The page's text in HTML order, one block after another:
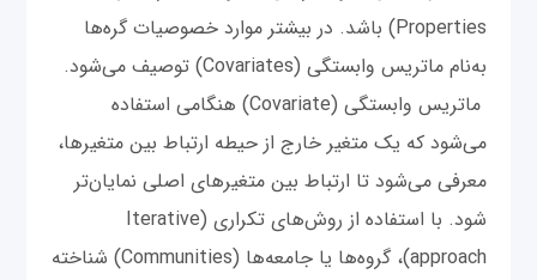
Properties) باشد. در بیشتر موارد خصوصیات گره‌ها
به‌نام ماتریس وابستگی (Covariates) توصیف می‌شود.
ماتریس وابستگی (Covariate) هنگامی استفاده
می‌شود که یک متغیر خارج از حیطه ارتباط بین متغیرها،
معرفی می‌شود تا ارتباط بین متغیرهای اصلی نمایان‌تر
شود. با استفاده از روش‌های تکراری (Iterative
approach)، گروه‌ها یا جامعه‌ها (Communities) شناخته